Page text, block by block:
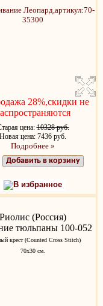
28%,скидки не
цена:10328 руб.
Новая цена: 7436 руб.
Подробнее »
Добавить в корзину
В избранное
Риолис (Россия)
тюльпаны 100-052
крест (Counted Cross Stitch)
70х30 см.